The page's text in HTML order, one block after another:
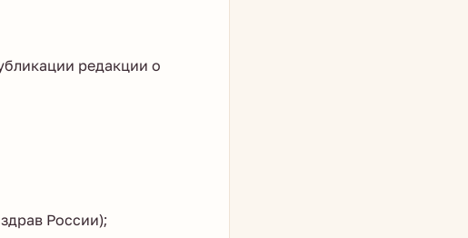
редакции о
России);